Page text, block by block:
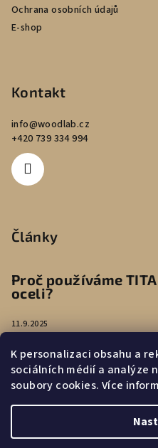
K personalizaci obsahu a
sociálních médií a analýze
soubory cookies. Více
Ochrana osobních údajů
E-shop
Kontakt
info@woodlab.cz
+420 739 334 994
Články
Proč používáme
oceli?
11.9.2025
Péče o náušnice